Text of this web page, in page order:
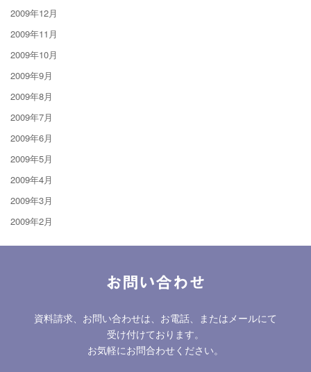
2009年12月
2009年11月
2009年10月
2009年9月
2009年8月
2009年7月
2009年6月
2009年5月
2009年4月
2009年3月
2009年2月
お問い合わせ
資料請求、お問い合わせは、お電話、またはメールにて
受け付けております。
お気軽にお問合わせください。